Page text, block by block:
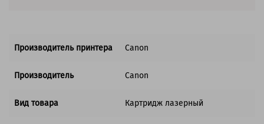
Производитель принтера Canon
Производитель Canon
Вид товара Картридж лазерный